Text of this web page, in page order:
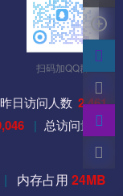
扫码加QQ群
昨日访问人数 2,461
| 总访问量
| 内存占用 24MB